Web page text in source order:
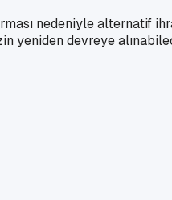
nedeniyle alternatif
yeniden devreye